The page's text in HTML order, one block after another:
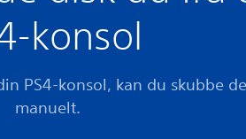
konsol
PS4-konsol, kan du skubbe
manuelt.